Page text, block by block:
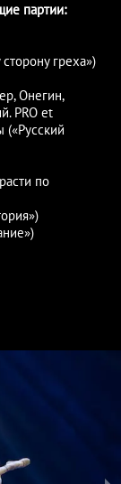
партии:
греха»)
Онегин,
PRO et
(«Русский
по